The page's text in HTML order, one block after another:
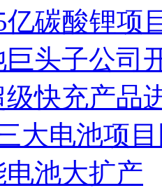
亿碳酸锂项
头子公司
级快充产品
大电池项
池大扩产